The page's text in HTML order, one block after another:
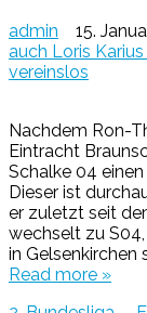
admin 15.
auch Loris
vereinslos
Nachdem Ron-
Eintracht
Schalke 04
Dieser ist
er zuletzt seit
wechselt zu
in Gelsenkirchen
Read more »